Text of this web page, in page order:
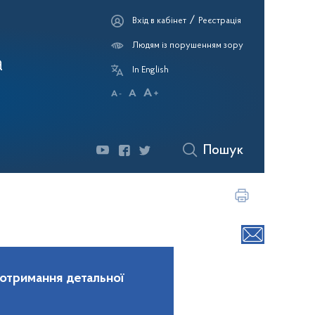
Вхід в кабінет / Реєстрація
Людям із порушенням зору
In English
Пошук
детальної